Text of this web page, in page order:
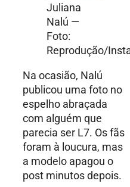
Juliana
Nalú —
Foto:
Reprodução/
Na ocasião, Nalú
publicou uma foto no
espelho abraçada
com alguém que
parecia ser L7. Os fãs
foram à loucura, mas
a modelo apagou o
post minutos depois.